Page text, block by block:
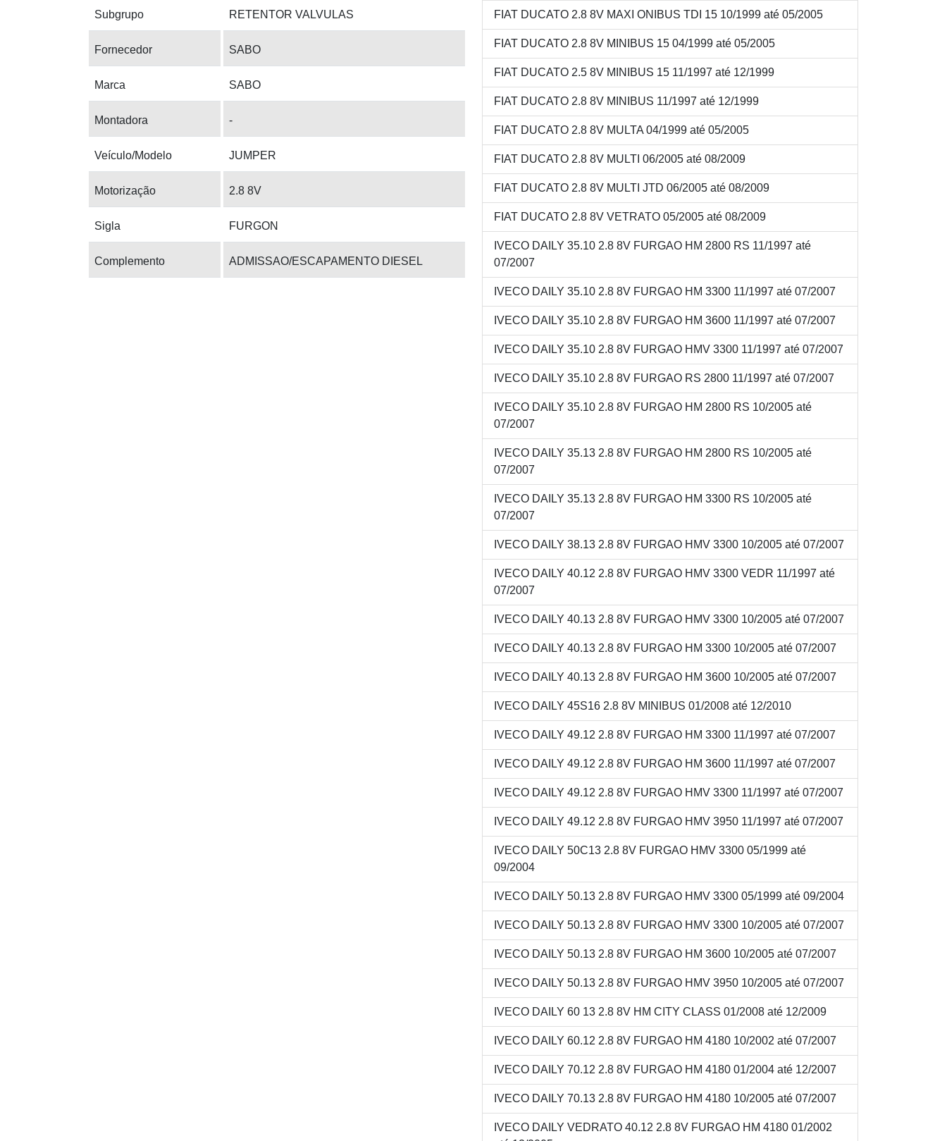
Subgrupo RETENTOR VALVULAS
Fornecedor SABO
Marca SABO
Montadora -
Veículo/Modelo JUMPER
Motorização 2.8 8V
Sigla FURGON
Complemento ADMISSAO/ESCAPAMENTO DIESEL
FIAT DUCATO 2.8 8V MAXI ONIBUS TDI 15 10/1999 até 05/2005
FIAT DUCATO 2.8 8V MINIBUS 15 04/1999 até 05/2005
FIAT DUCATO 2.5 8V MINIBUS 15 11/1997 até 12/1999
FIAT DUCATO 2.8 8V MINIBUS 11/1997 até 12/1999
FIAT DUCATO 2.8 8V MULTA 04/1999 até 05/2005
FIAT DUCATO 2.8 8V MULTI 06/2005 até 08/2009
FIAT DUCATO 2.8 8V MULTI JTD 06/2005 até 08/2009
FIAT DUCATO 2.8 8V VETRATO 05/2005 até 08/2009
IVECO DAILY 35.10 2.8 8V FURGAO HM 2800 RS 11/1997 até
07/2007
IVECO DAILY 35.10 2.8 8V FURGAO HM 3300 11/1997 até 07/2007
IVECO DAILY 35.10 2.8 8V FURGAO HM 3600 11/1997 até 07/2007
IVECO DAILY 35.10 2.8 8V FURGAO HMV 3300 11/1997 até 07/2007
IVECO DAILY 35.10 2.8 8V FURGAO RS 2800 11/1997 até 07/2007
IVECO DAILY 35.10 2.8 8V FURGAO HM 2800 RS 10/2005 até
07/2007
IVECO DAILY 35.13 2.8 8V FURGAO HM 2800 RS 10/2005 até
07/2007
IVECO DAILY 35.13 2.8 8V FURGAO HM 3300 RS 10/2005 até
07/2007
IVECO DAILY 38.13 2.8 8V FURGAO HMV 3300 10/2005 até 07/2007
IVECO DAILY 40.12 2.8 8V FURGAO HMV 3300 VEDR 11/1997 até
07/2007
IVECO DAILY 40.13 2.8 8V FURGAO HMV 3300 10/2005 até 07/2007
IVECO DAILY 40.13 2.8 8V FURGAO HM 3300 10/2005 até 07/2007
IVECO DAILY 40.13 2.8 8V FURGAO HM 3600 10/2005 até 07/2007
IVECO DAILY 45S16 2.8 8V MINIBUS 01/2008 até 12/2010
IVECO DAILY 49.12 2.8 8V FURGAO HM 3300 11/1997 até 07/2007
IVECO DAILY 49.12 2.8 8V FURGAO HM 3600 11/1997 até 07/2007
IVECO DAILY 49.12 2.8 8V FURGAO HMV 3300 11/1997 até 07/2007
IVECO DAILY 49.12 2.8 8V FURGAO HMV 3950 11/1997 até 07/2007
IVECO DAILY 50C13 2.8 8V FURGAO HMV 3300 05/1999 até
09/2004
IVECO DAILY 50.13 2.8 8V FURGAO HMV 3300 05/1999 até 09/2004
IVECO DAILY 50.13 2.8 8V FURGAO HMV 3300 10/2005 até 07/2007
IVECO DAILY 50.13 2.8 8V FURGAO HM 3600 10/2005 até 07/2007
IVECO DAILY 50.13 2.8 8V FURGAO HMV 3950 10/2005 até 07/2007
IVECO DAILY 60 13 2.8 8V HM CITY CLASS 01/2008 até 12/2009
IVECO DAILY 60.12 2.8 8V FURGAO HM 4180 10/2002 até 07/2007
IVECO DAILY 70.12 2.8 8V FURGAO HM 4180 01/2004 até 12/2007
IVECO DAILY 70.13 2.8 8V FURGAO HM 4180 10/2005 até 07/2007
IVECO DAILY VEDRATO 40.12 2.8 8V FURGAO HM 4180 01/2002